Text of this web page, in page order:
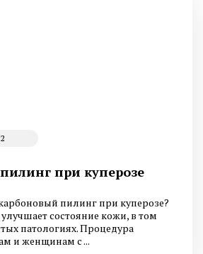
при куперозе
пилинг при куперозе?
состояние кожи, в том
патологиях. Процедура
и женщинам с ...